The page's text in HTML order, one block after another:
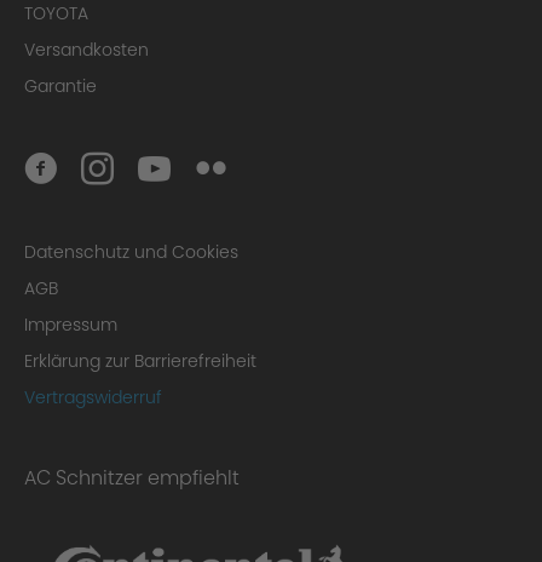
TOYOTA
Versandkosten
Garantie
Datenschutz und Cookies
AGB
Impressum
Erklärung zur Barrierefreiheit
Vertragswiderruf
AC Schnitzer empfiehlt